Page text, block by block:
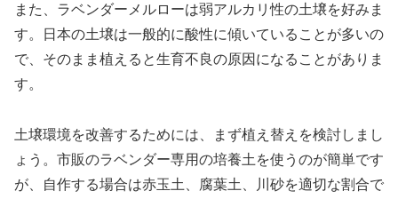
また、ラベンダーメルローは弱アルカリ性の土壌を好みま
す。日本の土壌は一般的に酸性に傾いていることが多いの
で、そのまま植えると生育不良の原因になることがありま
す。
土壌環境を改善するためには、まず植え替えを検討しまし
ょう。市販のラベンダー専用の培養土を使うのが簡単です
が、自作する場合は赤玉土、腐葉土、川砂を適切な割合で